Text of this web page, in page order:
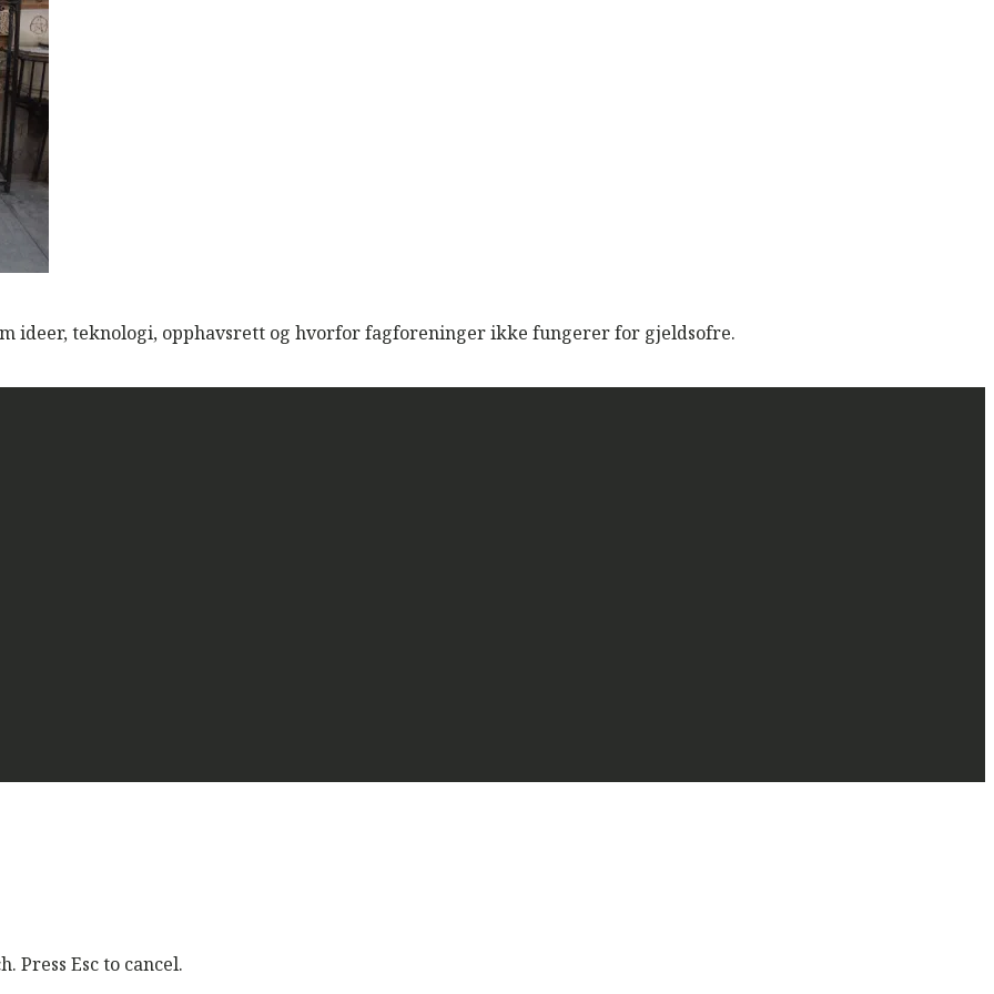
ideer, teknologi, opphavsrett og hvorfor fagforeninger ikke fungerer for gjeldsofre.
Press Esc to cancel.